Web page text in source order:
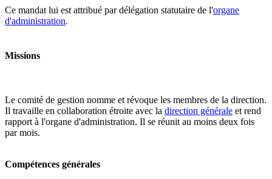
Ce mandat lui est attribué par délégation statutaire de l'organe
d'administration.
Missions
Le comité de gestion nomme et révoque les membres de la direction.
Il travaille en collaboration étroite avec la direction générale et rend
rapport à l'organe d'administration. Il se réunit au moins deux fois
par mois.
Compétences générales